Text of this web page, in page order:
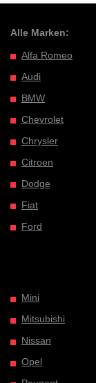
Alle Marken:
Alfa Romeo
Audi
BMW
Chevrolet
Chrysler
Citroen
Dodge
Fiat
Ford
Mini
Mitsubishi
Nissan
Opel